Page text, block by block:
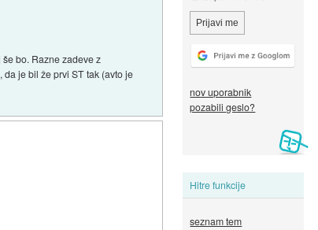
nov uporabnik
pozabili geslo?
Hitre funkcije
seznam tem
bo. Razne zadeve z
je bil že prvi ST tak (avto je